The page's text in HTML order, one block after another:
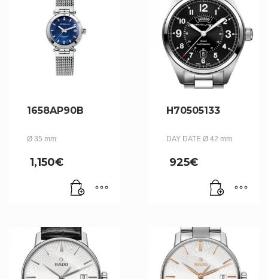
1658AP90B
Ø 35 mm
1,150€
H70505133
DAY DATE Ø 42 mm
925€